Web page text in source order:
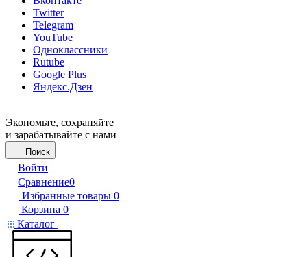
Twitter
Telegram
YouTube
Одноклассники
Rutube
Google Plus
Яндекс.Дзен
Экономьте, сохраняйте
и зарабатывайте с нами
Поиск
Войти
Сравнение0
Избранные товары 0
Корзина 0
Каталог